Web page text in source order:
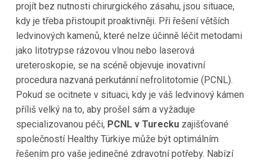
projít bez nutnosti chirurgického zásahu, jsou situace,
kdy je třeba přistoupit proaktivněji. Při řešení větších
ledvinových kamenů, které nelze účinně léčit metodami
jako litotrypse rázovou vlnou nebo laserová
ureteroskopie, se na scéně objevuje inovativní
procedura nazvaná perkutánní nefrolitotomie (PCNL).
Pokud se ocitnete v situaci, kdy je váš ledvinový kámen
příliš velký na to, aby prošel sám a vyžaduje
specializovanou péči, PCNL v Tureckuzajišťované
společností Healthy Türkiye může být optimálním
řešením pro vaše jedinečné zdravotní potřeby. Nabízí